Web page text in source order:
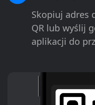
Skopiuj adres
QR lub wyślij
aplikacji do